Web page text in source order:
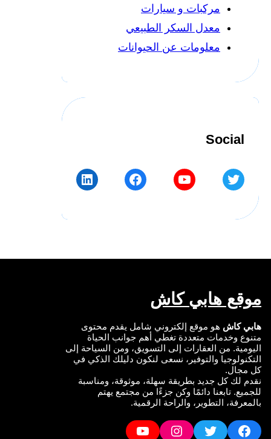
مركبات و سيارات
معدل السكر الطبيعي
معلومات عن الحيوانات
Social
Twitter
YouTube
Facebook
LinkedIn
موقع هابي كاش
هابي كاش هو موقع إلكتروني شامل يقدم محتوى
متنوع وخدمات متعددة تغطي أهم جوانب الحياة
اليومية. من العقارات إلى التسويق، ومن السياحة إلى
التكنولوجيا والتوفير، نسعى لنكون دليلك الذكي في
كل مجال.
نقدم لك كل جديد بطريقة سهلة، موثوقة، ومناسبة
للجميع. تابعنا دائمًا وكن جزءًا من مجتمع يهتم
بالمعرفة، التطوير، والراحة الرقمية.
Facebook
Twitter
Instagram
YouTube